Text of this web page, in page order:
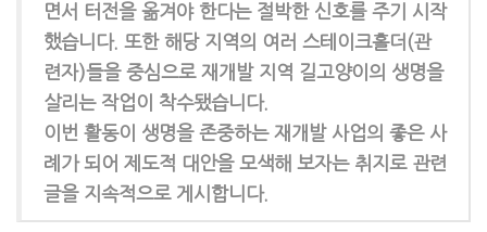
면서 터전을 옮겨야 한다는 절박한 신호를 주기 시작
했습니다. 또한 해당 지역의 여러 스테이크홀더(관
련자)들을 중심으로 재개발 지역 길고양이의 생명을
살리는 작업이 착수됐습니다.
이번 활동이 생명을 존중하는 재개발 사업의 좋은 사
례가 되어 제도적 대안을 모색해 보자는 취지로 관련
글을 지속적으로 게시합니다.